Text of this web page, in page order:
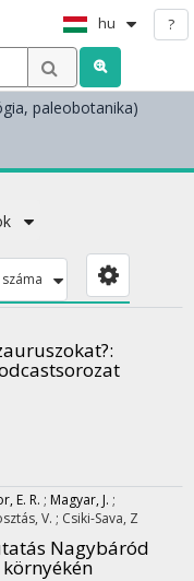
hu ?
paleobotanika)
:
E. R. ; Magyar, J. ;
V. ; Csiki-Sava, Z
Nagybáród